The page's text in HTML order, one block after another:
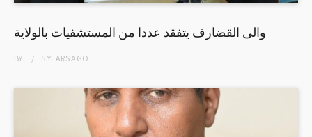
والى القضارف يتفقد عددا من المستشفيات بالولاية
BY 5 YEARSAGO